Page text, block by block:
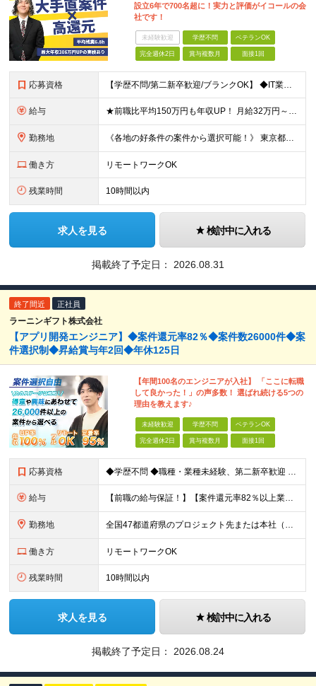
設立6年で700名超に！実力と評価がイコールの会
社です！
未経験歓迎 学歴不問 ベテランOK
完全週休2日 賞与複数月 面接1回
応募資格 【学歴不問/第二新卒歓迎/ブランクOK】 ◆IT業界での何らかの実務経験を半年以上お持ちの方 ※経験した工程・使用製品などは不問です。 ◆学歴不問
給与 ★前職比平均150万円も年収UP！ 月給32万円～67万円＋決算賞与 ※上記には、30時間分（5万7千円～12万1千円）の固定残業代が含まれています。 ◇超過分は別途支給 ◇試用期間3ヶ月（期間中の
勤務地 《各地の好条件の案件から選択可能！》 東京都、神奈川県、千葉県、埼玉県、大阪府、愛知県、福岡県の各プロジェクト先 ※希望を最大限考慮 ※リモート案件あり ※転居を伴う転勤なし ※U・Iターンも歓迎
働き方 リモートワークOK
残業時間 10時間以内
求人を見る 検討中に入れる
掲載終了予定日： 2026.08.31
終了間近 正社員
ラーニンギフト株式会社
【アプリ開発エンジニア】◆案件還元率82％◆案件数26000件◆案
件選択制◆昇給賞与年2回◆年休125日
【年間100名のエンジニアが入社】 「ここに転職
して良かった！」の声多数！ 選ばれ続ける5つの
理由を教えます♪
未経験歓迎 学歴不問 ベテランOK
完全週休2日 賞与複数月 面接1回
応募資格 ◆学歴不問 ◆職種・業種未経験、第二新卒歓迎 【具体的には】 1ヶ月でも実務経験があれば尚◎ ※豊富な経験者は特に給与面で大きな優遇有 ＜経験浅めの方でも歓迎＞ ★以下「◎」いずれかに該当され
給与 【前職の給与保証！】【案件還元率82％以上業界最高水準！】【転職者の100%が収入UPを実現！】 ＼スキルに見合った収入を望む方は、ぜひ！／ 【経験1年未満の方】 月給23万円～35万円 ※月給には
勤務地 全国47都道府県のプロジェクト先または本社（新宿区） ◎勤務地は希望を考慮。転勤はありません。 ◎フルリモート(完全在宅勤務）多数あります。 ◎転職時にお引越しをご検討の際には引越し費用または住宅手
働き方 リモートワークOK
残業時間 10時間以内
求人を見る 検討中に入れる
掲載終了予定日： 2026.08.24